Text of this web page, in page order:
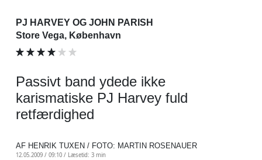
PJ HARVEY OG JOHN PARISH
Store Vega, København
Passivt band ydede ikke
karismatiske PJ Harvey fuld
retfærdighed
AF HENRIK TUXEN / FOTO: MARTIN ROSENAUER
12.05.2009 / 09:10 / Læsetid: 3 min